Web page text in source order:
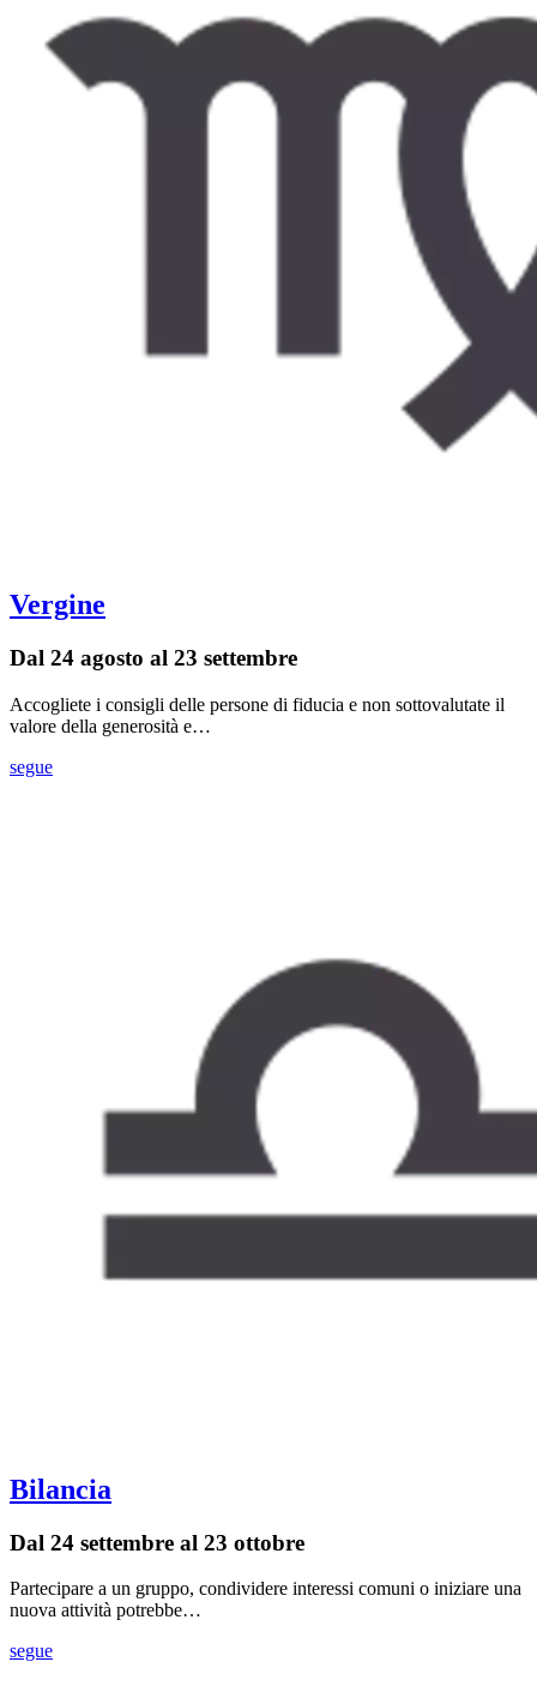
Vergine
Dal 24 agosto al 23 settembre
Accogliete i consigli delle persone di fiducia e non sottovalutate il
valore della generosità e…
segue
Bilancia
Dal 24 settembre al 23 ottobre
Partecipare a un gruppo, condividere interessi comuni o iniziare una
nuova attività potrebbe…
segue